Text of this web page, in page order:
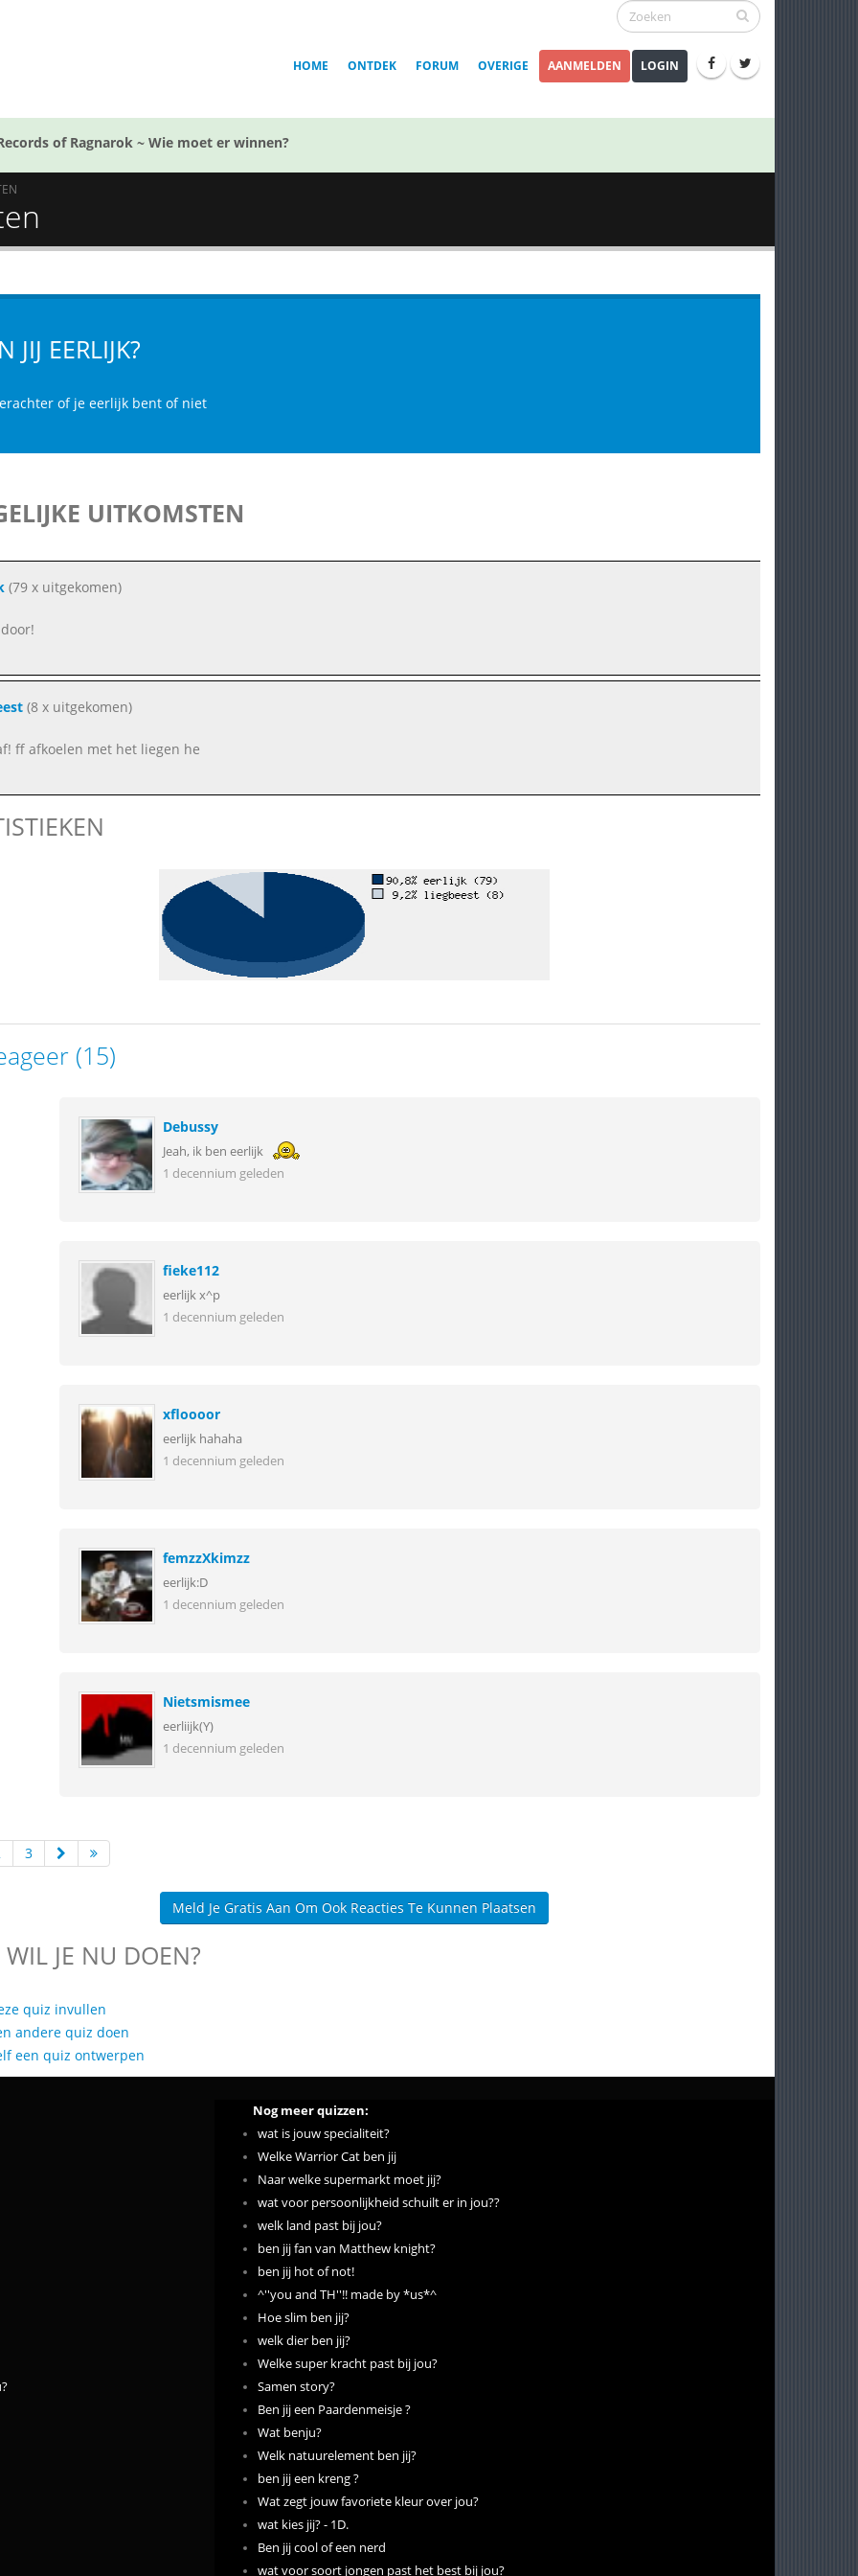
HOME ONTDEK FORUM OVERIGE AANMELDEN LOGIN
of Ragnarok ~ Wie moet er winnen?
JIJ EERLIJK?
of je eerlijk bent of niet
UITKOMSTEN
(79 x uitgekomen)
(8 x uitgekomen)
ff afkoelen met het liegen he
(15)
Debussy
Jeah, ik ben eerlijk
1 decennium geleden
fieke112
eerlijk x^p
1 decennium geleden
xfloooor
eerlijk hahaha
1 decennium geleden
femzzXkimzz
eerlijk:D
1 decennium geleden
Nietsmismee
eerliijk(Y)
1 decennium geleden
3
Meld Je Gratis Aan Om Ook Reacties Te Kunnen Plaatsen
JE NU DOEN?
quiz invullen
andere quiz doen
een quiz ontwerpen
Nog meer quizzen:
wat is jouw specialiteit?
Welke Warrior Cat ben jij
Naar welke supermarkt moet jij?
wat voor persoonlijkheid schuilt er in jou??
welk land past bij jou?
ben jij fan van Matthew knight?
ben jij hot of not!
^''you and TH''!! made by *us*^
Hoe slim ben jij?
welk dier ben jij?
Welke super kracht past bij jou?
Samen story?
Ben jij een Paardenmeisje ?
Wat benju?
Welk natuurelement ben jij?
ben jij een kreng ?
Wat zegt jouw favoriete kleur over jou?
wat kies jij? - 1D.
Ben jij cool of een nerd
wat voor soort jongen past het best bij jou?